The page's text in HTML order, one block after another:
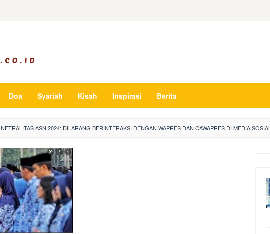
Doa Syariah Kisah Inspirasi Berita
NETRALITAS ASN 2024: DILARANG BERINTERAKSI DENGAN WAPRES DAN CAWAPRES DI MEDIA SOSIAL